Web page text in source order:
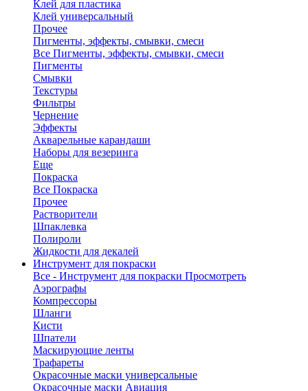
Клей для пластика
Клей универсальный
Прочее
Пигменты, эффекты, смывки, смеси
Все Пигменты, эффекты, смывки, смеси
Пигменты
Смывки
Текстуры
Фильтры
Чернение
Эффекты
Акварельные карандаши
Наборы для везеринга
Еще
Покраска
Все Покраска
Прочее
Растворители
Шпаклевка
Полироли
Жидкости для декалей
Инструмент для покраски
Все - Инструмент для покраски Просмотреть
Аэрографы
Компрессоры
Шланги
Кисти
Шпатели
Маскирующие ленты
Трафареты
Окрасочные маски универсальные
Окрасочные маски Авиация